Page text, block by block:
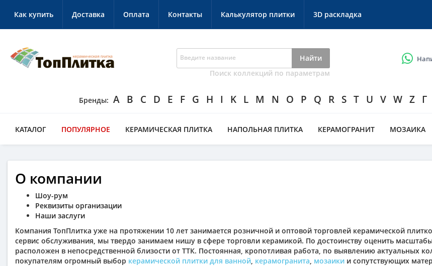
Как купить Доставка Оплата Контакты Калькулятор плитки 3D раскладка
Найти
Поиск коллекций по параметрам
A B C D E F G H I K L M N O P Q R S T U V W Z Г
КАТАЛОГ ПОПУЛЯРНОЕ КЕРАМИЧЕСКАЯ ПЛИТКА НАПОЛЬНАЯ ПЛИТКА КЕРАМОГРАНИТ МОЗАИКА
О компании
Шоу-рум
Реквизиты организации
Наши заслуги
Компания ТопПлитка уже на протяжении 10 лет занимается розничной и оптовой торговлей керамической
сервис обслуживания, мы твердо занимаем нишу в сфере торговли керамикой. По достоинству оценить
расположен в непосредственной близости от ТТК. Постоянная, кропотливая работа, по выявлению актуальных
покупателям огромный выбор керамической плитки для ванной, керамогранита, мозаики и сопутствующих